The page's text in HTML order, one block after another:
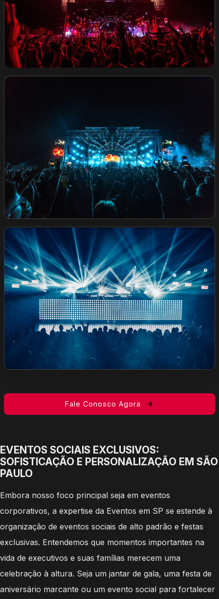
Fale Conosco Agora
EVENTOS SOCIAIS EXCLUSIVOS:
SOFISTICAÇÃO E PERSONALIZAÇÃO EM SÃO
PAULO
Embora nosso foco principal seja em eventos
corporativos, a expertise da Eventos em SP se estende à
organização de eventos sociais de alto padrão e festas
exclusivas. Entendemos que momentos importantes na
vida de executivos e suas famílias merecem uma
celebração à altura. Seja um jantar de gala, uma festa de
aniversário marcante ou um evento social para fortalecer